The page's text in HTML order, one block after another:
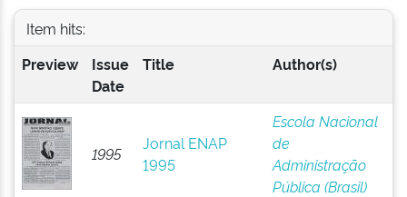
Item hits:
Preview
Issue
Date
Title Author(s)
1995
Jornal ENAP
1995
Escola Nacional
de
Administração
Pública (Brasil)